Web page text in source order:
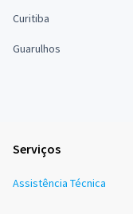
Curitiba
Guarulhos
Serviços
Assistência Técnica